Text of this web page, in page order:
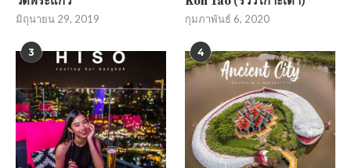
มิถุนายน 29, 2019 กุมภาพันธ์ 6, 2020
3 4